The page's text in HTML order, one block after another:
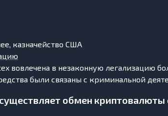
казначейство США
вовлечена в незаконную легализацию
были связаны с криминальной
обмен